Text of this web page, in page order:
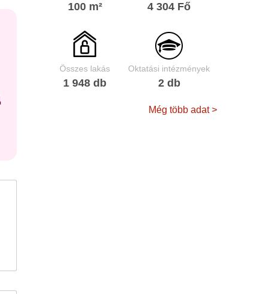
100 m² 4 304 Fő
Összes lakás
1 948 db
Oktatási intézmények
2 db
Még több adat >